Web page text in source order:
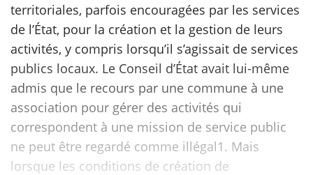
territoriales, parfois encouragées par les services
de l’État, pour la création et la gestion de leurs
activités, y compris lorsqu’il s’agissait de services
publics locaux. Le Conseil d’État avait lui-même
admis que le recours par une commune à une
association pour gérer des activités qui
correspondent à une mission de service public
ne peut être regardé comme illégal1. Mais
lorsque les conditions de création de